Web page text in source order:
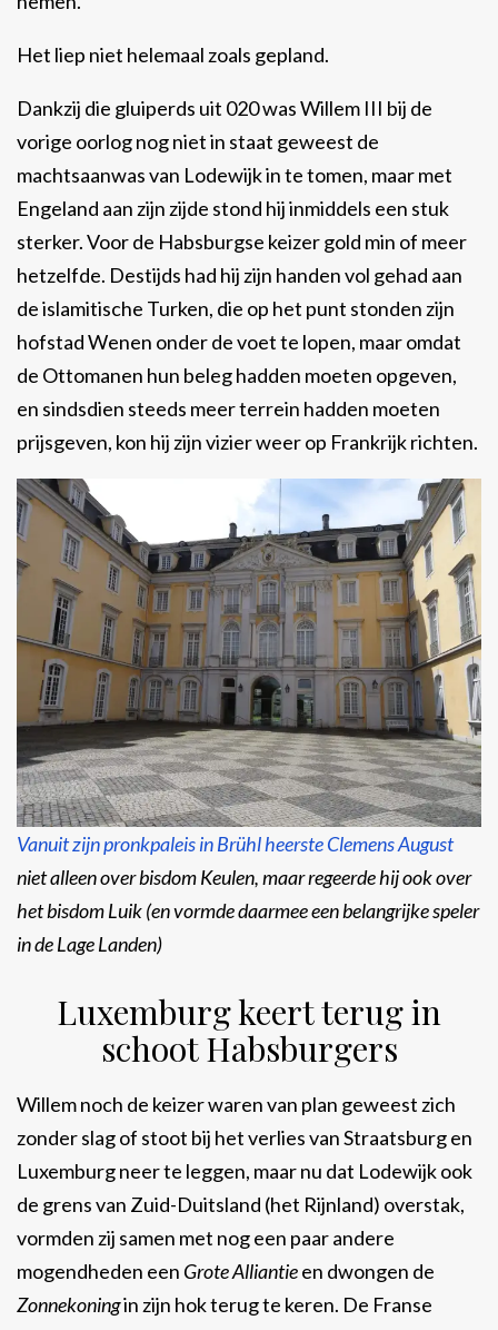
Het liep niet helemaal zoals gepland.
Dankzij die gluiperds uit 020 was Willem III bij de
vorige oorlog nog niet in staat geweest de
machtsaanwas van Lodewijk in te tomen, maar met
Engeland aan zijn zijde stond hij inmiddels een stuk
sterker. Voor de Habsburgse keizer gold min of meer
hetzelfde. Destijds had hij zijn handen vol gehad aan
de islamitische Turken, die op het punt stonden zijn
hofstad Wenen onder de voet te lopen, maar omdat
de Ottomanen hun beleg hadden moeten opgeven,
en sindsdien steeds meer terrein hadden moeten
prijsgeven, kon hij zijn vizier weer op Frankrijk richten.
Vanuit zijn pronkpaleis in Brühl heerste Clemens August
niet alleen over bisdom Keulen, maar regeerde hij ook over
het bisdom Luik (en vormde daarmee een belangrijke speler
in de Lage Landen)
Luxemburg keert terug in
schoot Habsburgers
Willem noch de keizer waren van plan geweest zich
zonder slag of stoot bij het verlies van Straatsburg en
Luxemburg neer te leggen, maar nu dat Lodewijk ook
de grens van Zuid-Duitsland (het Rijnland) overstak,
vormden zij samen met nog een paar andere
mogendheden een Grote Alliantieen dwongen de
Zonnekoningin zijn hok terug te keren. De Franse